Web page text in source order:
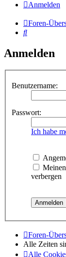
Anmelden
Foren-
Suche
Anmelden
Benutzername:
Passwort:
Ich habe
verbergen
Foren-
Alle Zeiten
Alle